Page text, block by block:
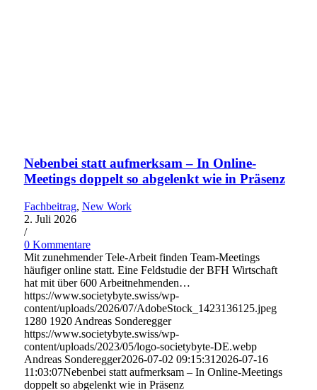
Nebenbei statt aufmerksam – In Online-
Meetings doppelt so abgelenkt wie in Präsenz
Fachbeitrag, New Work
2. Juli 2026
/
0 Kommentare
Mit zunehmender Tele-Arbeit finden Team-Meetings
häufiger online statt. Eine Feldstudie der BFH Wirtschaft
hat mit über 600 Arbeitnehmenden…
https://www.societybyte.swiss/wp-
content/uploads/2026/07/AdobeStock_1423136125.jpeg
1280 1920 Andreas Sonderegger
https://www.societybyte.swiss/wp-
content/uploads/2023/05/logo-societybyte-DE.webp
Andreas Sonderegger2026-07-02 09:15:31 2026-07-16
11:03:07Nebenbei statt aufmerksam – In Online-Meetings
doppelt so abgelenkt wie in Präsenz